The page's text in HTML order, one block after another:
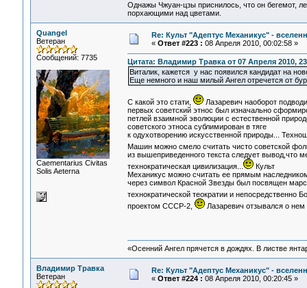
Однажы Чжуан-цзы приснилось, что он бегемот,
порхающими над цветами.
Quangel
Ветеран
Сообщений: 7735
Сaementarius Civitas
Solis Aeterna
Re: Культ "Адептус Механикус" -
« Ответ #223 : 08 Апреля 2010, 00:02:58 »
Цитата: Владимир Травка от 07 Апреля 2010,
Виталик, кажется у нас появился кандидат
Еще немного и наш милый Ангел отречется от
C какой это стати,
Лазаревич наоборот
первых советский этнос был изначально
петлей взаимной эволюции с естественной
советского этноса сублимирован в тяге
к одухотворению искусственной природы...
Машин можно смело считать чисто советской
из вышеприведенного текста следует вывод,что
технократическая цивилизация...
Культ
Механикус можно считать ее прямым
через символ Красной Звезды был посвящен
технократической теократии и непосредственно
проектом СССР-2,
Лазаревич отзывался о нем
«Осенний Ангел прячется в дождях. В листве
Владимир Травка
Ветеран
Re: Культ "Адептус Механикус" -
« Ответ #224 : 08 Апреля 2010, 00:20:45 »